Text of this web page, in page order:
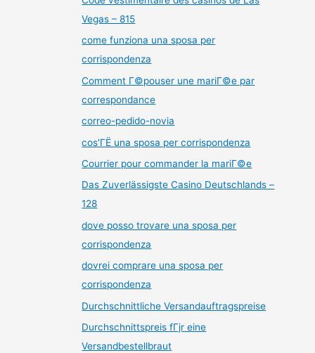
Vegas – 815
come funziona una sposa per
corrispondenza
Comment Г©pouser une mariГ©e par
correspondance
correo-pedido-novia
cos'ГЁ una sposa per corrispondenza
Courrier pour commander la mariГ©e
Das Zuverlässigste Casino Deutschlands –
128
dove posso trovare una sposa per
corrispondenza
dovrei comprare una sposa per
corrispondenza
Durchschnittliche Versandauftragspreise
Durchschnittspreis fГјr eine
Versandbestellbraut